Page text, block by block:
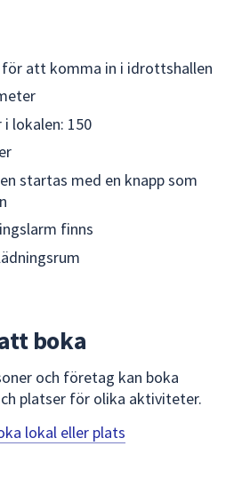
för att komma in i idrottshallen
lokalen: 150
startas med en knapp som
finns
boka
och företag kan boka
platser för olika aktiviteter.
lokal eller plats